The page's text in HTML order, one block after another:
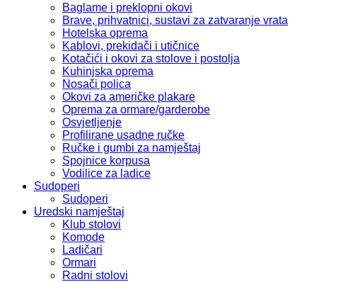
Baglame i preklopni okovi
Brave, prihvatnici, sustavi za zatvaranje vrata
Hotelska oprema
Kablovi, prekidači i utičnice
Kotačići i okovi za stolove i postolja
Kuhinjska oprema
Nosači polica
Okovi za američke plakare
Oprema za ormare/garderobe
Osvjetljenje
Profilirane usadne ručke
Ručke i gumbi za namještaj
Spojnice korpusa
Vodilice za ladice
Sudoperi
Sudoperi
Uredski namještaj
Klub stolovi
Komode
Ladičari
Ormari
Radni stolovi